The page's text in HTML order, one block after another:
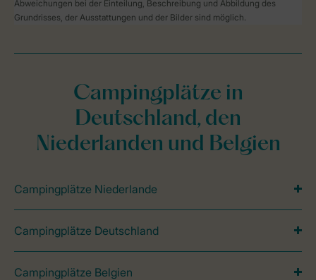
Abweichungen bei der Einteilung, Beschreibung und Abbildung des
Grundrisses, der Ausstattungen und der Bilder sind möglich.
Campingplätze in
Deutschland, den
Niederlanden und Belgien
Campingplätze Niederlande
Campingplätze Deutschland
Campingplätze Belgien